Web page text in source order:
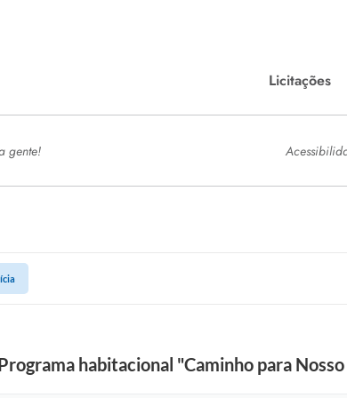
Licitações
Editais de Licitações
Chamamentos
Esporte
gente!
habitacional "Caminho para